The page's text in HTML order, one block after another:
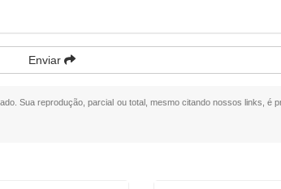
Enviar
Sua reprodução, parcial ou total, mesmo citando nossos links, é